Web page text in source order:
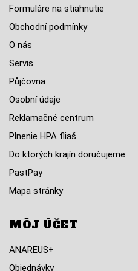
Formuláre na stiahnutie
Obchodní podmínky
O nás
Servis
Půjčovna
Osobní údaje
Reklamačné centrum
Plnenie HPA fliaš
Do ktorých krajín doručujeme
PastPay
Mapa stránky
MÔJ ÚČET
ANAREUS+
Objednávky